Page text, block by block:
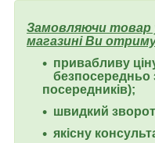
Замовляючи товар
магазині Ви
привабливу
безпосередньо
посередників);
швидкий
якісну